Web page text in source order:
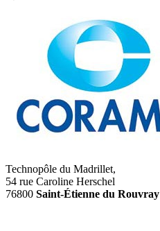
Technopôle du Madrillet,
54 rue Caroline Herschel
76800 Saint-Étienne du Rouvray